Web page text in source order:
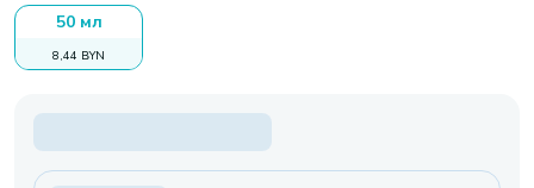
50 мл
8,44 BYN